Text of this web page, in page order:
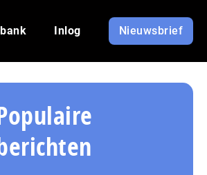
Inlog Nieuwsbrief